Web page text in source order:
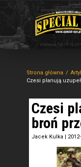
Strona główna
Czesi planują
Czesi
broń
Jacek Kulka |